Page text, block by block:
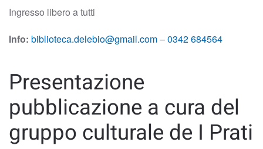
Ingresso libero a tutti
Info: biblioteca.delebio@gmail.com–0342 684564
Presentazione
pubblicazione a cura del
gruppo culturale de I Prati